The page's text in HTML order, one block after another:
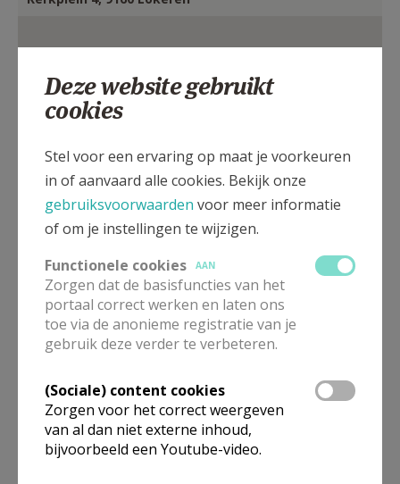
Pastoor
Kerkplein 4
9160 Lokeren
32 9 348 17 85
Deze website gebruikt
cookies
Stel voor een ervaring op maat je voorkeuren
in of aanvaard alle cookies. Bekijk onze
gebruiksvoorwaarden voor meer informatie
of om je instellingen te wijzigen.
Functionele cookies
AAN
Zorgen dat de basisfuncties van het
portaal correct werken en laten ons
toe via de anonieme registratie van je
gebruik deze verder te verbeteren.
(Sociale) content cookies
Zorgen voor het correct weergeven
van al dan niet externe inhoud,
bijvoorbeeld een Youtube-video.